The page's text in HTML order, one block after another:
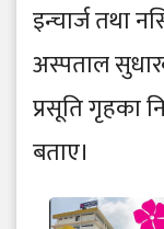
इन्चार्ज तथा
अस्पताल
प्रसूति गृहका
बताए।